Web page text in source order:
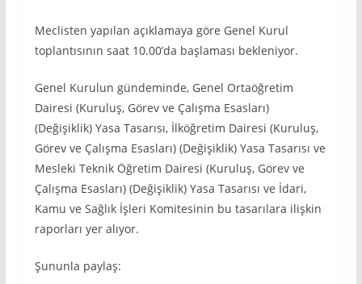
Meclisten yapılan açıklamaya göre Genel Kurul
toplantısının saat 10.00’da başlaması bekleniyor.
Genel Kurulun gündeminde, Genel Ortaöğretim
Dairesi (Kuruluş, Görev ve Çalışma Esasları)
(Değişiklik) Yasa Tasarısı, İlköğretim Dairesi (Kuruluş,
Görev ve Çalışma Esasları) (Değişiklik) Yasa Tasarısı ve
Mesleki Teknik Öğretim Dairesi (Kuruluş, Görev ve
Çalışma Esasları) (Değişiklik) Yasa Tasarısı ve İdari,
Kamu ve Sağlık İşleri Komitesinin bu tasarılara ilişkin
raporları yer alıyor.
Şununla paylaş: